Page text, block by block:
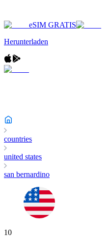
eSIM GRATIS
Herunterladen
countries
united states
san bernardino
10